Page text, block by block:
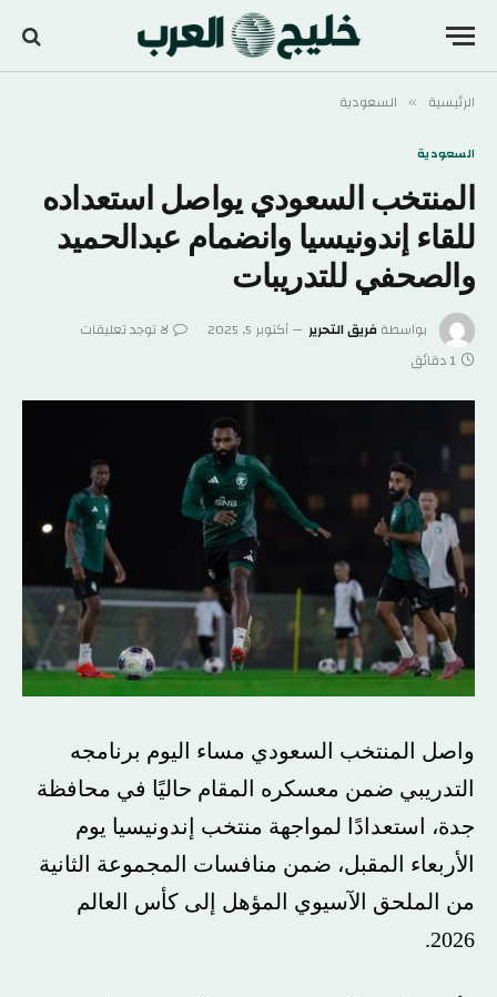
الرئيسية » السعودية
السعودية
المنتخب السعودي يواصل استعداده
للقاء إندونيسيا وانضمام عبدالحميد
والصحفي للتدريبات
بواسطةفريق التحرير أكتوبر 5, 2025
لا توجد تعليقات
1 دقائق
واصل المنتخب السعودي مساء اليوم برنامجه
التدريبي ضمن معسكره المقام حاليًا في محافظة
جدة، استعدادًا لمواجهة منتخب إندونيسيا يوم
الأربعاء المقبل، ضمن منافسات المجموعة الثانية
من الملحق الآسيوي المؤهل إلى كأس العالم
2026.